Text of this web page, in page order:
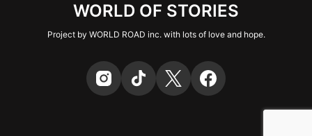
WORLD OF STORIES
Project by WORLD ROAD inc. with lots of love and hope.